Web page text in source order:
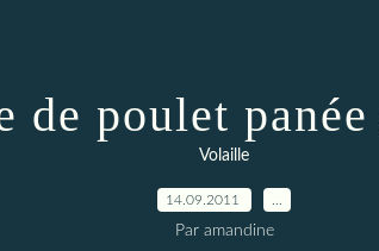
de poulet
Volaille
14.09.2011
Par amandine